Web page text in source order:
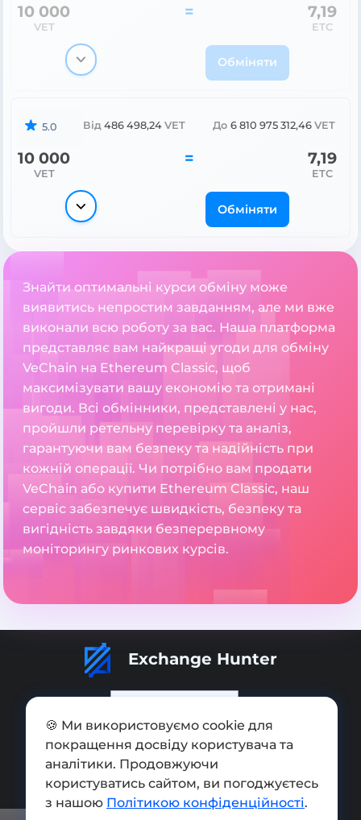
10 000
VET
= 7,19
ETC
Обміняти
5.0 Від 486 498,24 VET До 6 810 975 312,46 VET
10 000
VET
= 7,19
ETC
Обміняти
Знайти оптимальні курси обміну може
виявитись непростим завданням, але ми вже
виконали всю роботу за вас. Наша платформа
представляє вам найкращі угоди для обміну
VeChain на Ethereum Classic, щоб
максимізувати вашу економію та отримані
вигоди. Всі обмінники, представлені у нас,
пройшли ретельну перевірку та аналіз,
гарантуючи вам безпеку та надійність при
кожній операції. Чи потрібно вам продати
VeChain або купити Ethereum Classic, наш
сервіс забезпечує швидкість, безпеку та
вигідність завдяки безперервному
моніторингу ринкових курсів.
Exchange Hunter
Додати обмінник
Мапа сайту
Press kit
🍪 Ми використовуємо cookie для
покращення досвіду користувача та
аналітики. Продовжуючи
користуватись сайтом, ви погоджуєтесь
з нашою Політикою конфіденційності.